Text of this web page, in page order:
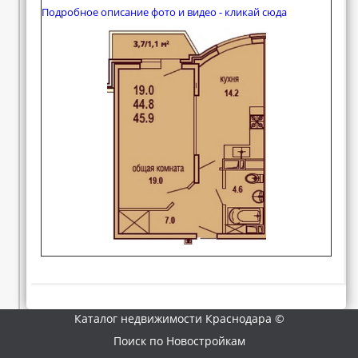
Подробное описание фото и видео - кликай сюда
Каталог недвижимости Краснодара ©
Поиск по Новостройкам